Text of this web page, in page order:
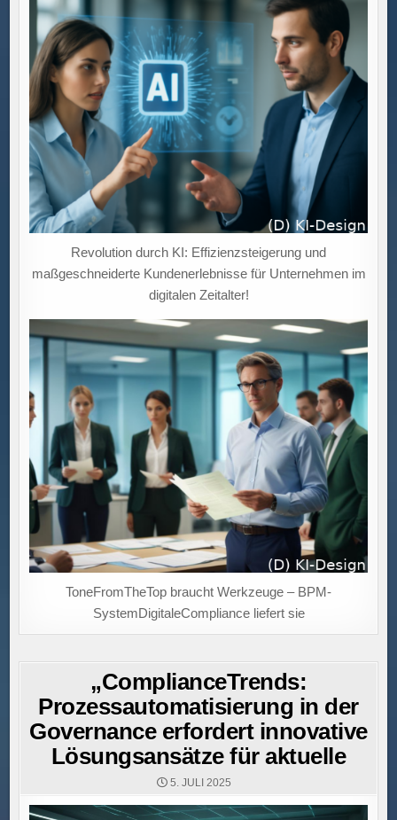
Revolution durch KI: Effizienzsteigerung und
maßgeschneiderte Kundenerlebnisse für Unternehmen im
digitalen Zeitalter!
ToneFromTheTop braucht Werkzeuge – BPM-
SystemDigitaleCompliance liefert sie
„ComplianceTrends:
Prozessautomatisierung in der
Governance erfordert innovative
Lösungsansätze für aktuelle
5. JULI 2025